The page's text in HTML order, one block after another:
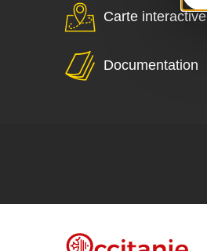
Carte interactive
Documentation